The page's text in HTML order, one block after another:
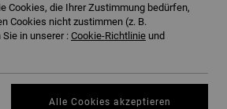
Größentabelle ansehen
Cookies, die Ihrer Zustimmung bedürfen,
Cookies nicht zustimmen (z. B.
in unserer : Cookie-Richtlinie und
Alle Cookies akzeptieren